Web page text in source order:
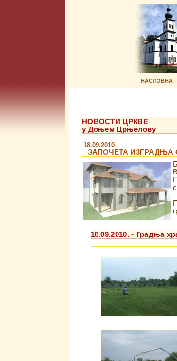
НАСЛОВНА
НОВОСТИ ЦРКВЕ
у Доњем Црњелову
18.09.2010
ЗАПОЧЕТА ИЗГРАДЊА
18.09.2010. - Градња